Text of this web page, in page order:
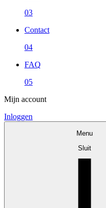
03
Contact
04
FAQ
05
Mijn account
Inloggen
Menu
Sluit